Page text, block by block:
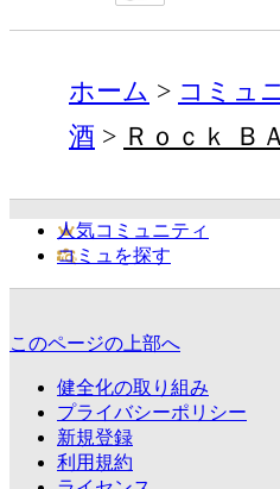
ホーム コミュ
酒
Ｒｏｃｋ
人気コミュニティ
コミュを探す
このページの上部へ
健全化の取り組み
プライバシーポリシー
新規登録
利用規約